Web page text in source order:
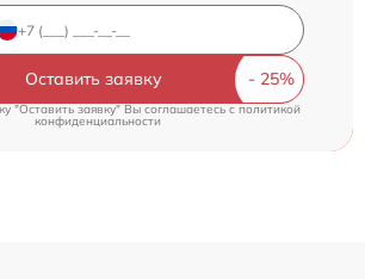
Оставить заявку
"Оставить заявку" Вы соглашаетесь cполитикой
конфиденциальности